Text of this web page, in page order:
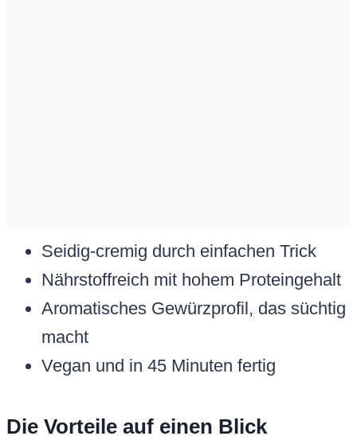
Seidig-cremig durch einfachen Trick
Nährstoffreich mit hohem Proteingehalt
Aromatisches Gewürzprofil, das süchtig
macht
Vegan und in 45 Minuten fertig
Die Vorteile auf einen Blick